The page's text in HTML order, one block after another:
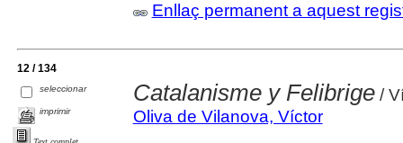
Enllaç permanent a aquest
12 / 134
seleccionar
imprimir
Catalanisme y Felibrige/
Oliva de Vilanova, Víctor